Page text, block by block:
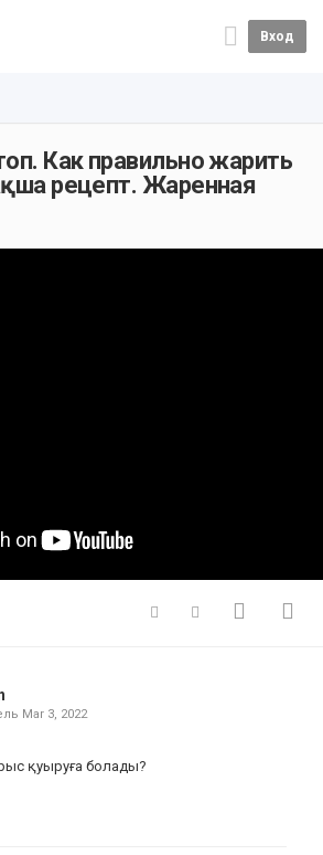
Вход
Как правильно жарить
рецепт. Жаренная
Mar 3, 2022
қуыруға болады?